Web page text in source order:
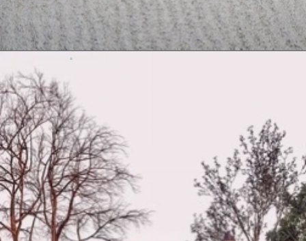
Đang mở